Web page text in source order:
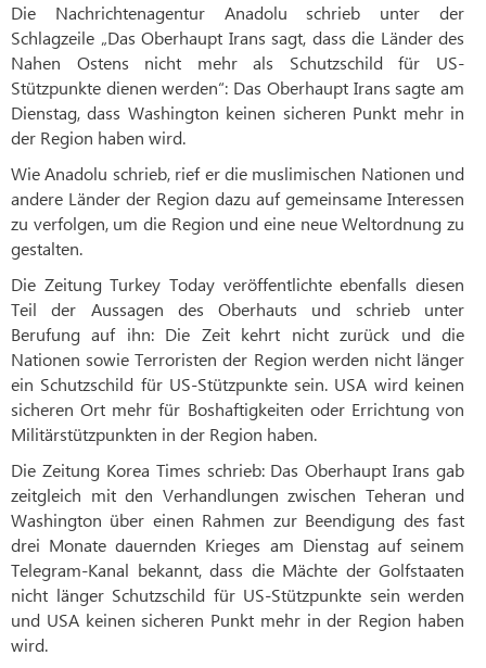
Die Nachrichtenagentur Anadolu schrieb unter der
Schlagzeile „Das Oberhaupt Irans sagt, dass die Länder des
Nahen Ostens nicht mehr als Schutzschild für US-
Stützpunkte dienen werden“: Das Oberhaupt Irans sagte am
Dienstag, dass Washington keinen sicheren Punkt mehr in
der Region haben wird.
Wie Anadolu schrieb, rief er die muslimischen Nationen und
andere Länder der Region dazu auf gemeinsame Interessen
zu verfolgen, um die Region und eine neue Weltordnung zu
gestalten.
Die Zeitung Turkey Today veröffentlichte ebenfalls diesen
Teil der Aussagen des Oberhauts und schrieb unter
Berufung auf ihn: Die Zeit kehrt nicht zurück und die
Nationen sowie Terroristen der Region werden nicht länger
ein Schutzschild für US-Stützpunkte sein. USA wird keinen
sicheren Ort mehr für Boshaftigkeiten oder Errichtung von
Militärstützpunkten in der Region haben.
Die Zeitung Korea Times schrieb: Das Oberhaupt Irans gab
zeitgleich mit den Verhandlungen zwischen Teheran und
Washington über einen Rahmen zur Beendigung des fast
drei Monate dauernden Krieges am Dienstag auf seinem
Telegram-Kanal bekannt, dass die Mächte der Golfstaaten
nicht länger Schutzschild für US-Stützpunkte sein werden
und USA keinen sicheren Punkt mehr in der Region haben
wird.